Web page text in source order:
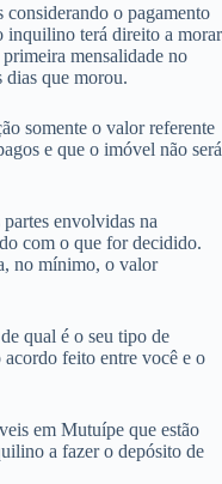
considerando o pagamento
inquilino terá direito a morar
mensalidade no
que morou.
somente o valor referente
e que o imóvel não será
envolvidas na
com o que for decidido.
no mínimo, o valor
qual é o seu tipo de
feito entre você e o
em Mutuípe que estão
a fazer o depósito de